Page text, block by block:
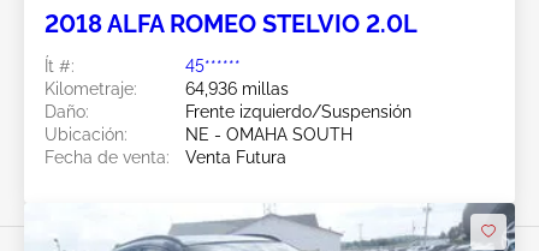
2018 ALFA ROMEO STELVIO 2.0L
Ít #:
45******
Kilometraje:
64,936 millas
Daño:
Frente izquierdo/Suspensión
Ubicación:
NE - OMAHA SOUTH
Fecha de venta:
Venta Futura